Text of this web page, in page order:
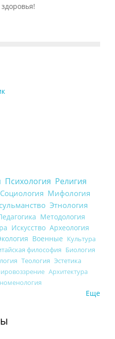
Психология Религия
Социология Мифология
Этнология
Методология
Искусство Археология
Военные Культура
философия Биология
Теология Эстетика
Архитектура
Еще